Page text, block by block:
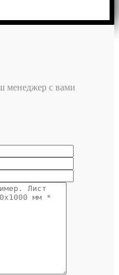
менеджер с вами